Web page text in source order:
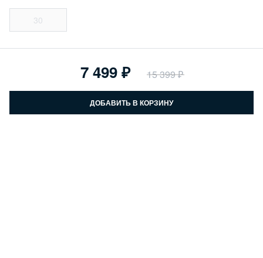
30
ДОБАВИТЬ В КОРЗИНУ
7 499 15 399